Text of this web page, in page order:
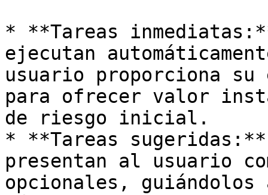
* **Tareas
ejecutan
usuario proporciona
para ofrecer valor
de riesgo inicial.
* **Tareas
presentan al usuario
opcionales, guiándolos